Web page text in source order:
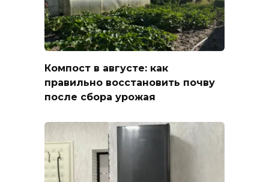
Компост в августе: как
правильно восстановить почву
после сбора урожая